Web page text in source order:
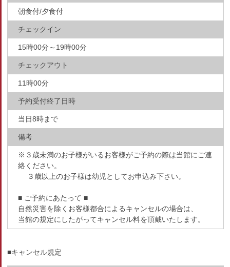
朝食付/夕食付
チェックイン
15時00分～19時00分
チェックアウト
11時00分
予約受付終了日時
当日8時まで
備考
※３歳未満のお子様がいるお客様がご予約の際は当館にご連
絡ください。
３歳以上のお子様は幼児としてお申込み下さい。
■ ご予約にあたって ■
自然災害を除くお客様都合によるキャンセルの場合は、
当館の規定にしたがってキャンセル料を頂戴いたします。
■キャンセル規定